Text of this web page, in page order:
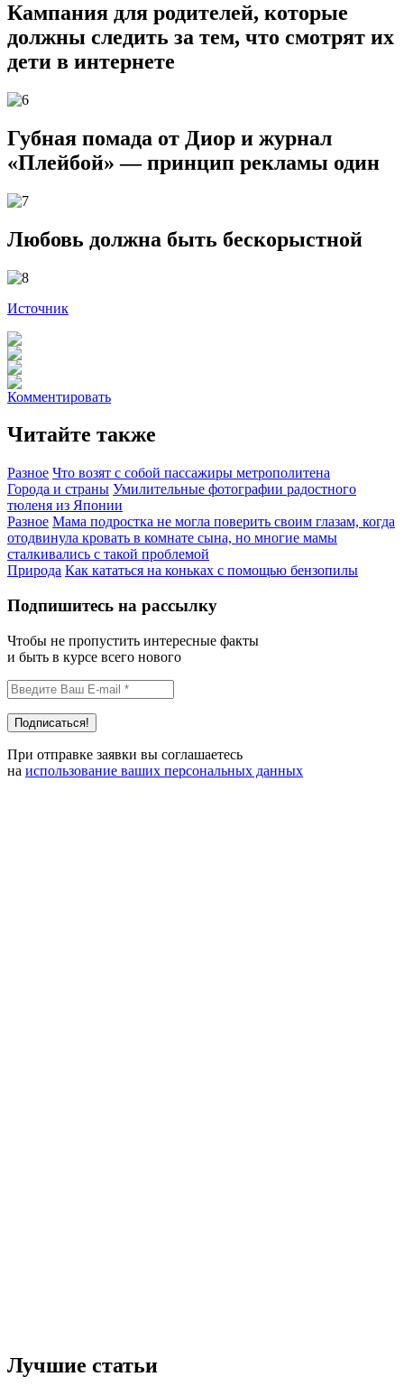
Кампания для родителей, которые
должны следить за тем, что смотрят их
дети в интернете
Губная помада от Диор и журнал
«Плейбой» — принцип рекламы один
Любовь должна быть бескорыстной
Источник
Комментировать
Читайте также
Разное Что возят с собой пассажиры метрополитена
Города и страны Умилительные фотографии радостного
тюленя из Японии
Разное Мама подростка не могла поверить своим глазам, когда
отодвинула кровать в комнате сына, но многие мамы
сталкивались с такой проблемой
Природа Как кататься на коньках с помощью бензопилы
Подпишитесь на рассылку
Чтобы не пропустить интересные факты
и быть в курсе всего нового
При отправке заявки вы соглашаетесь
на использование ваших персональных данных
Лучшие статьи